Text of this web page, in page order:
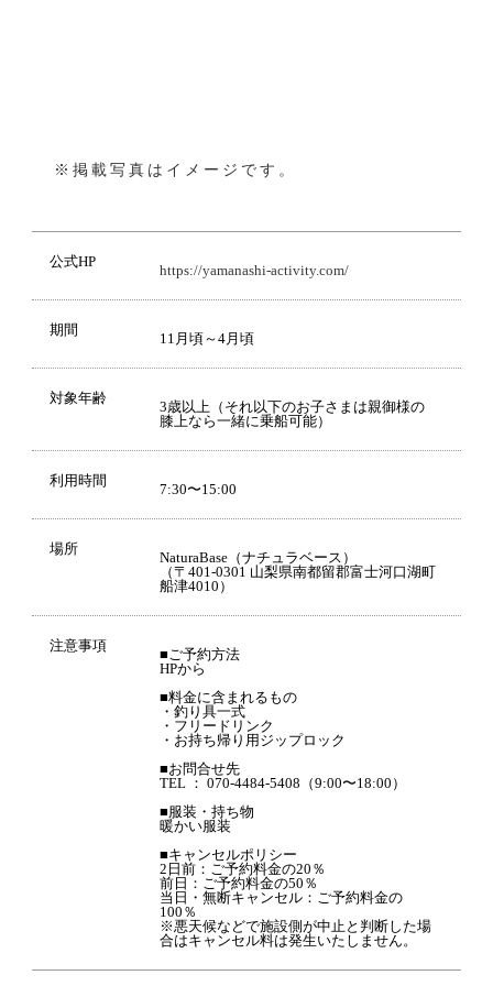
※掲載写真はイメージです。
公式HP
https://yamanashi-activity.com/
期間
11月頃～4月頃
対象年齢
3歳以上（それ以下のお子さまは親御様の
膝上なら一緒に乗船可能）
利用時間
7:30〜15:00
場所
NaturaBase（ナチュラベース）
（〒401-0301 山梨県南都留郡富士河口湖町
船津4010）
注意事項
■ご予約方法
HPから
■料金に含まれるもの
・釣り具一式
・フリードリンク
・お持ち帰り用ジップロック
■お問合せ先
TEL ： 070-4484-5408（9:00〜18:00）
■服装・持ち物
暖かい服装
■キャンセルポリシー
2日前：ご予約料金の20％
前日：ご予約料金の50％
当日・無断キャンセル：ご予約料金の
100％
※悪天候などで施設側が中止と判断した場
合はキャンセル料は発生いたしません。